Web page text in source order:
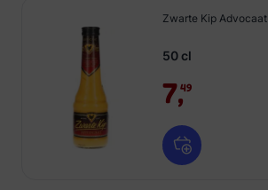
Zwarte Kip Advocaat
50 cl
7,49